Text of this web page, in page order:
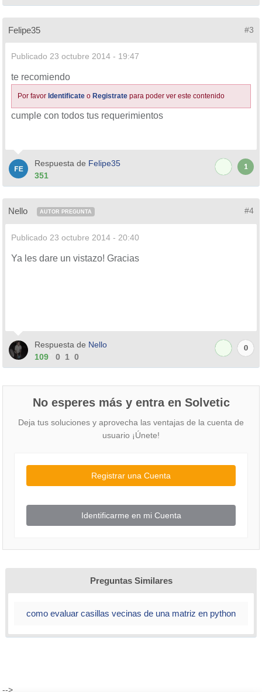
Felipe35 #3
Publicado 23 octubre 2014 - 19:47
te recomiendo
Por favor Identificate o Registrate para poder ver este contenido
cumple con todos tus requerimientos
Respuesta de Felipe35
351
1
Nello AUTOR PREGUNTA #4
Publicado 23 octubre 2014 - 20:40
Ya les dare un vistazo! Gracias
Respuesta de Nello
109
0 1 0
0
No esperes más y entra en Solvetic
Deja tus soluciones y aprovecha las ventajas de la cuenta de
usuario ¡Únete!
Registrar una Cuenta
Identificarme en mi Cuenta
Preguntas Similares
como evaluar casillas vecinas de una matriz en python
-->